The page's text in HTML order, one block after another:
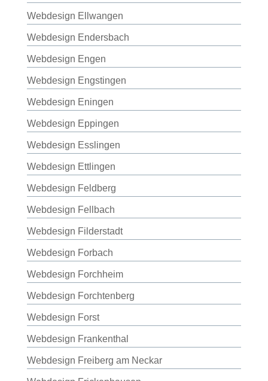
Webdesign Ellwangen
Webdesign Endersbach
Webdesign Engen
Webdesign Engstingen
Webdesign Eningen
Webdesign Eppingen
Webdesign Esslingen
Webdesign Ettlingen
Webdesign Feldberg
Webdesign Fellbach
Webdesign Filderstadt
Webdesign Forbach
Webdesign Forchheim
Webdesign Forchtenberg
Webdesign Forst
Webdesign Frankenthal
Webdesign Freiberg am Neckar